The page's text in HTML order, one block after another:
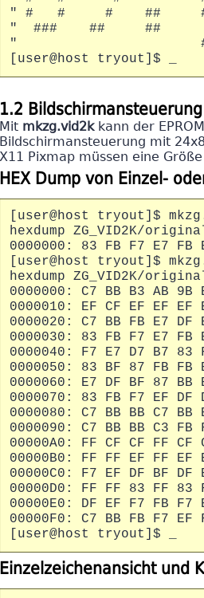
" # # #
" ### ##
"
[user@host tryout]$ _
1.2
Mit mkzg.vid2kkann der
Bildschirmansteuerung mit
X11 Pixmap müssen eine
HEX Dump von Einzel-
[user@host tryout]$
hexdump ZG_VID2K/
0000000: 83 FB F7 E7 FB
[user@host tryout]$
hexdump ZG_VID2K/
0000000: C7 BB B3 AB 9B
0000010: EF CF EF EF EF
0000020: C7 BB FB E7
0000030: 83 FB F7 E7 FB
0000040: F7 E7 D7 B7 83
0000050: 83 BF 87 FB FB
0000060: E7 DF BF 87 BB
0000070: 83 FB F7 EF DF
0000080: C7 BB BB C7
0000090: C7 BB BB C3
00000A0: FF CF CF FF
00000B0: FF FF EF FF EF
00000C0: F7 EF DF BF
00000D0: FF FF 83 FF 83
00000E0: DF EF F7 FB F7
00000F0: C7 BB FB F7 EF
[user@host tryout]$ _
Einzelzeichenansicht und